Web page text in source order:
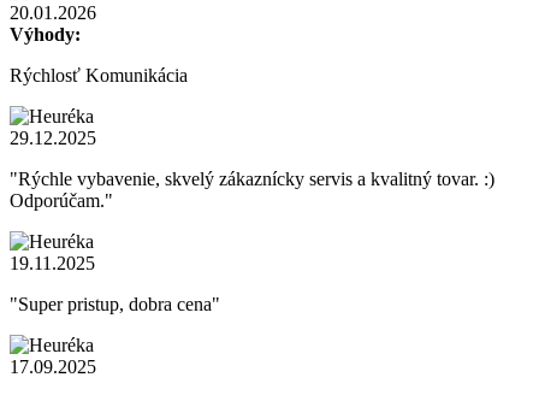
20.01.2026
Výhody:
Rýchlosť Komunikácia
29.12.2025
"Rýchle vybavenie, skvelý zákaznícky servis a kvalitný tovar. :)
Odporúčam."
19.11.2025
"Super pristup, dobra cena"
17.09.2025